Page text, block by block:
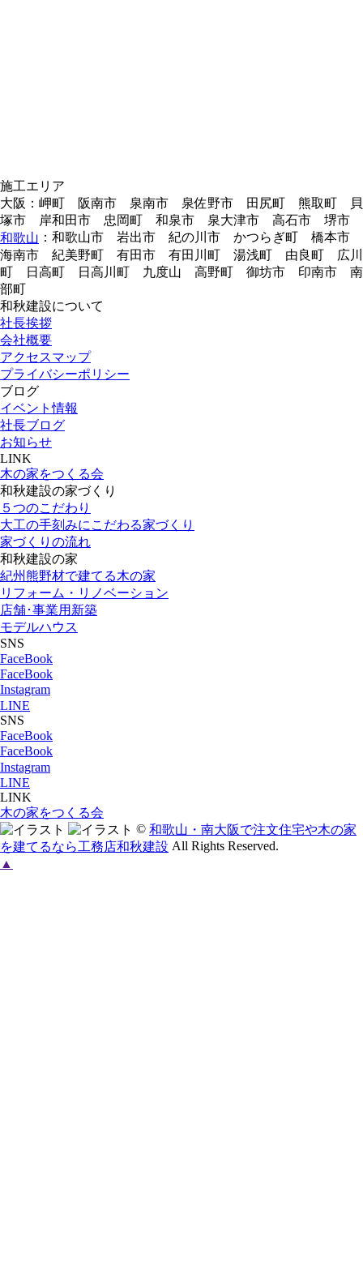
施工エリア
大阪：岬町 阪南市 泉南市 泉佐野市 田尻町 熊取町 貝
塚市 岸和田市 忠岡町 和泉市 泉大津市 高石市 堺市
和歌山 ：和歌山市 岩出市 紀の川市 かつらぎ町 橋本市
海南市 紀美野町 有田市 有田川町 湯浅町 由良町 広川
町 日高町 日高川町 九度山 高野町 御坊市 印南市 南
部町
和秋建設について
社長挨拶
会社概要
アクセスマップ
プライバシーポリシー
ブログ
イベント情報
社長ブログ
お知らせ
LINK
木の家をつくる会
和秋建設の家づくり
５つのこだわり
大工の手刻みにこだわる家づくり
家づくりの流れ
和秋建設の家
紀州熊野材で建てる木の家
リフォーム・リノベーション
店舗･事業用新築
モデルハウス
SNS
FaceBook
FaceBook
Instagram
LINE
SNS
FaceBook
FaceBook
Instagram
LINE
LINK
木の家をつくる会
© 和歌山・南大阪で注文住宅や木の家
を建てるなら工務店和秋建設 All Rights Reserved.
▲